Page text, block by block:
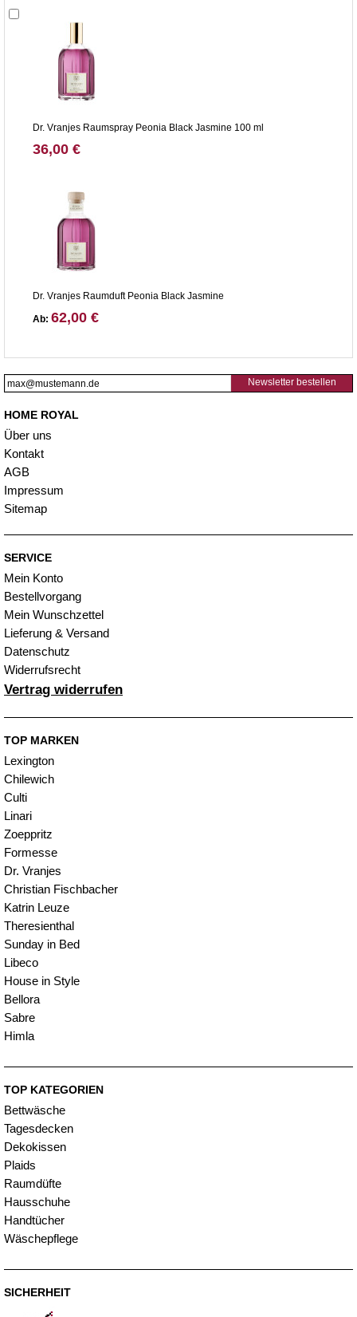
Dr. Vranjes Raumspray Peonia Black Jasmine 100 ml
36,00 €
Dr. Vranjes Raumduft Peonia Black Jasmine
Ab: 62,00 €
Newsletter bestellen
HOME ROYAL
Über uns
Kontakt
AGB
Impressum
Sitemap
SERVICE
Mein Konto
Bestellvorgang
Mein Wunschzettel
Lieferung & Versand
Datenschutz
Widerrufsrecht
Vertrag widerrufen
TOP MARKEN
Lexington
Chilewich
Culti
Linari
Zoeppritz
Formesse
Dr. Vranjes
Christian Fischbacher
Katrin Leuze
Theresienthal
Sunday in Bed
Libeco
House in Style
Bellora
Sabre
Himla
TOP KATEGORIEN
Bettwäsche
Tagesdecken
Dekokissen
Plaids
Raumdüfte
Hausschuhe
Handtücher
Wäschepflege
SICHERHEIT